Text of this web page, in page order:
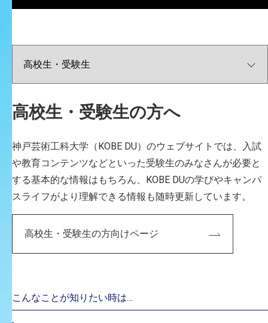
高校生・受験生の方へ
神戸芸術工科大学（KOBE DU）のウェブサイトでは、入試
や教育コンテンツなどといった受験生のみなさんが必要と
する基本的な情報はもちろん、KOBE DUの学びやキャンパ
スライフがより理解できる情報も随時更新しています。
高校生・受験生の方向けページ
こんなことが知りたい時は…
CAREER
主な経歴
史・人類学研究科博士課程修了 1988年